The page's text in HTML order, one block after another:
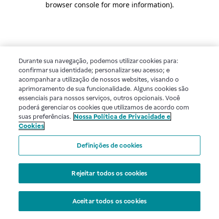
browser console for more information).
Durante sua navegação, podemos utilizar cookies para:
confirmar sua identidade; personalizar seu acesso; e
acompanhar a utilização de nossos websites, visando o
aprimoramento de sua funcionalidade. Alguns cookies são
essenciais para nossos serviços, outros opcionais. Você
poderá gerenciar os cookies que utilizamos de acordo com
suas preferências. Nossa Política de Privacidade e
Cookies
Definições de cookies
Rejeitar todos os cookies
Aceitar todos os cookies